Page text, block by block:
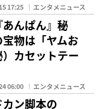
17:25 エンタメニュース
あんぱん』秘
物は「ヤムお
カセットテー
06:00 エンタメニュース
ン脚本の